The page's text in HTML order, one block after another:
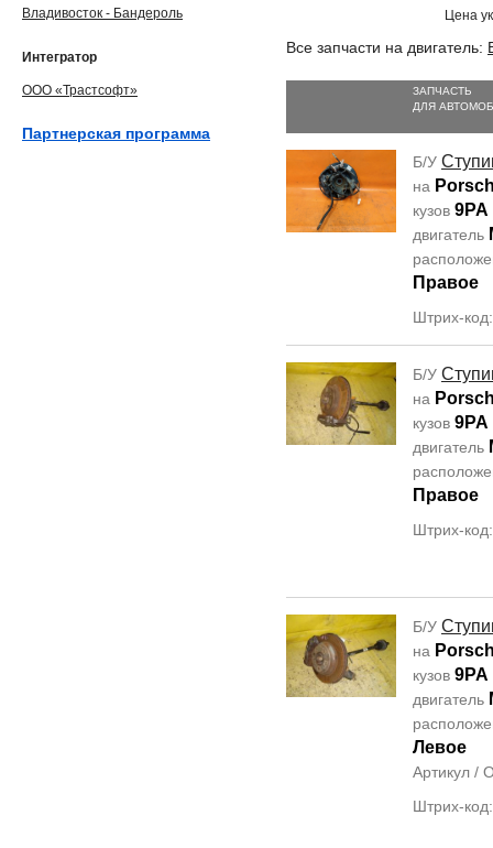
Цена
Все запчасти на двигатель:
ЗАПЧАСТЬ
ДЛЯ
Б/У
на
кузов 9PA
двигатель
Правое
Штрих-
Б/У
на
кузов 9PA
двигатель
Правое
Штрих-
Б/У
на
кузов 9PA
двигатель
Левое
Артикул /
Штрих-
Владивосток - Бандероль
Интегратор
ООО «Трастсофт»
Партнерская программа